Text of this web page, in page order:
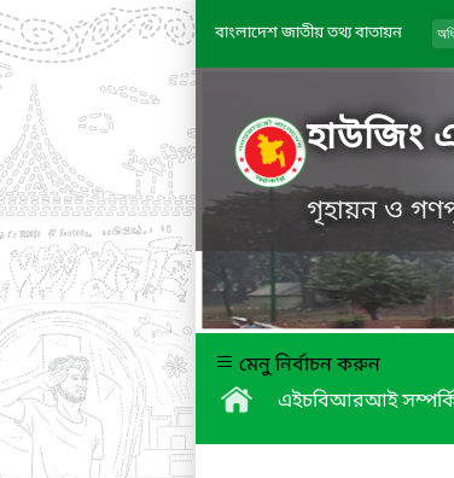
বাংলাদেশ জাতীয় তথ্য বাতায়ন
হাউজিং
গৃহায়ন ও
মেনু নির্বাচন করুন
এইচবিআরআই